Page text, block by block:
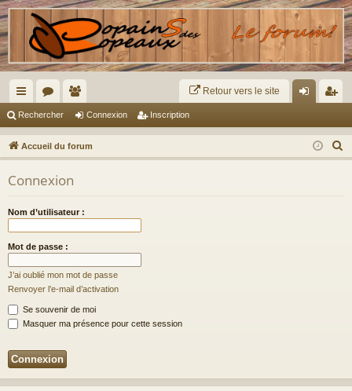
ac
co
ur
ci
s
or
u
m
s
m
br
es
Retour vers le site
ne
xi
cri
pti
Rechercher Connexion Inscription
Accueil du forum
e
Connexion
Nom d’utilisateur :
Mot de passe :
J’ai oublié mon mot de passe
Renvoyer l’e-mail d’activation
Se souvenir de moi
Masquer ma présence pour cette session